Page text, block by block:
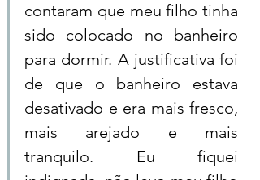
contaram que meu filho tinha
sido colocado no banheiro
para dormir. A justificativa foi
de que o banheiro estava
desativado e era mais fresco,
mais arejado e mais
tranquilo. Eu fiquei